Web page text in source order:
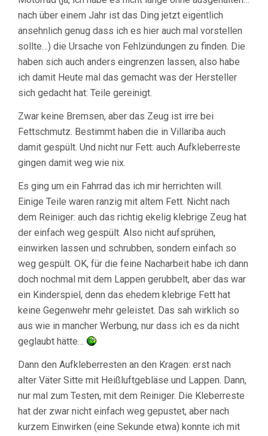
nach über einem Jahr ist das Ding jetzt eigentlich
ansehnlich genug dass ich es hier auch mal vorstellen
sollte…) die Ursache von Fehlzündungen zu finden. Die
haben sich auch anders eingrenzen lassen, also habe
ich damit Heute mal das gemacht was der Hersteller
sich gedacht hat: Teile gereinigt.
Zwar keine Bremsen, aber das Zeug ist irre bei
Fettschmutz. Bestimmt haben die in Villariba auch
damit gespült. Und nicht nur Fett: auch Aufkleberreste
gingen damit weg wie nix.
Es ging um ein Fahrrad das ich mir herrichten will.
Einige Teile waren ranzig mit altem Fett. Nicht nach
dem Reiniger: auch das richtig ekelig klebrige Zeug hat
der einfach weg gespült. Also nicht aufsprühen,
einwirken lassen und schrubben, sondern einfach so
weg gespült. OK, für die feine Nacharbeit habe ich dann
doch nochmal mit dem Lappen gerubbelt, aber das war
ein Kinderspiel, denn das ehedem klebrige Fett hat
keine Gegenwehr mehr geleistet. Das sah wirklich so
aus wie in mancher Werbung, nur dass ich es da nicht
geglaubt hätte…
Dann den Aufkleberresten an den Kragen: erst nach
alter Väter Sitte mit Heißluftgebläse und Lappen. Dann,
nur mal zum Testen, mit dem Reiniger. Die Kleberreste
hat der zwar nicht einfach weg gepustet, aber nach
kurzem Einwirken (eine Sekunde etwa) konnte ich mit